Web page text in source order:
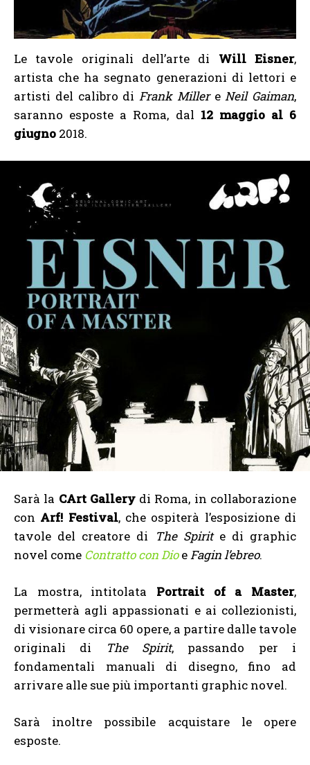
Le tavole originali dell’arte di Will Eisner,
artista che ha segnato generazioni di lettori e
artisti del calibro di Frank MillereNeil Gaiman,
saranno esposte a Roma, dal 12 maggio al 6
giugno 2018.
Sarà la CArt Gallerydi Roma, in collaborazione
con Arf! Festival, che ospiterà l’esposizione di
tavole del creatore di
The Spirite di graphic
novel come Contratto con DioeFagin l’ebreo.
La mostra, intitolata Portrait of a Master,
permetterà agli appassionati e ai collezionisti,
di visionare circa 60 opere, a partire dalle tavole
originali di
The Spirit, passando per i
fondamentali manuali di disegno, fino ad
arrivare alle sue più importanti graphic novel.
Sarà inoltre possibile acquistare le opere
esposte.